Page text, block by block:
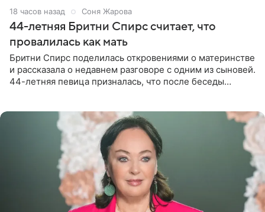
18 часов назад Соня Жарова
44-летняя Бритни Спирс считает, что
провалилась как мать
Бритни Спирс поделилась откровениями о материнстве
и рассказала о недавнем разговоре с одним из сыновей.
44-летняя певица призналась, что после беседы